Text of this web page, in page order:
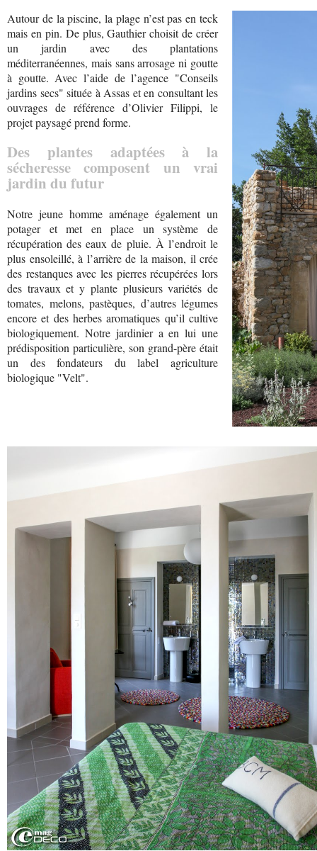
Autour de la piscine, la plage n’est pas en teck
mais en pin. De plus, Gauthier choisit de créer
un jardin avec des plantations
méditerranéennes, mais sans arrosage ni goutte
à goutte. Avec l’aide de l’agence "Conseils
jardins secs" située à Assas et en consultant les
ouvrages de référence d’Olivier Filippi, le
projet paysagé prend forme.
Des plantes adaptées à la
sécheresse composent un vrai
jardin du futur
Notre jeune homme aménage également un
potager et met en place un système de
récupération des eaux de pluie. À l’endroit le
plus ensoleillé, à l’arrière de la maison, il crée
des restanques avec les pierres récupérées lors
des travaux et y plante plusieurs variétés de
tomates, melons, pastèques, d’autres légumes
encore et des herbes aromatiques qu’il cultive
biologiquement. Notre jardinier a en lui une
prédisposition particulière, son grand-père était
un des fondateurs du label agriculture
biologique "Velt".